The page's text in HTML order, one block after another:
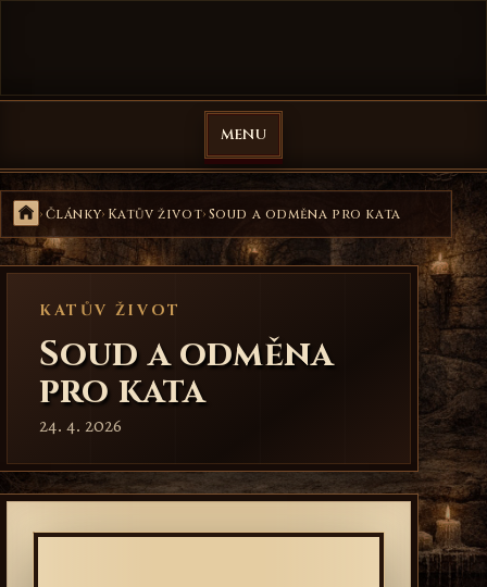
MENU
Domů
Články Katův život Soud a odměna pro kata
KATŮV ŽIVOT
Soud a odměna
pro kata
24. 4. 2026